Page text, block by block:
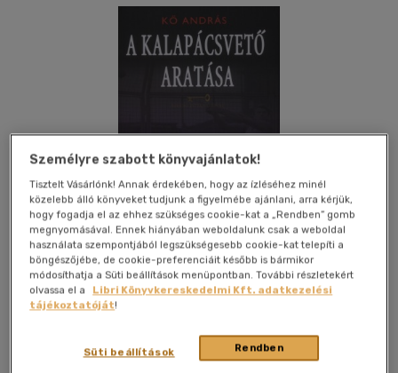
Kívánságlistához adom
Személyre szabott könyvajánlatok!
Tisztelt Vásárlónk! Annak érdekében, hogy az ízléséhez minél
közelebb álló könyveket tudjunk a figyelmébe ajánlani, arra kérjük,
hogy fogadja el az ehhez szükséges cookie-kat a „Rendben” gomb
megnyomásával. Ennek hiányában weboldalunk csak a weboldal
használata szempontjából legszükségesebb cookie-kat telepíti a
böngészőjébe, de cookie-preferenciáit később is bármikor
módosíthatja a Süti beállítások menüpontban. További részletekért
olvassa el a
Libri Könyvkereskedelmi Kft. adatkezelési
tájékoztatóját!
Rendben
Süti beállítások